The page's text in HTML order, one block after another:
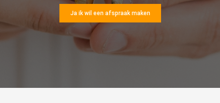
Ja ik wil een afspraak maken